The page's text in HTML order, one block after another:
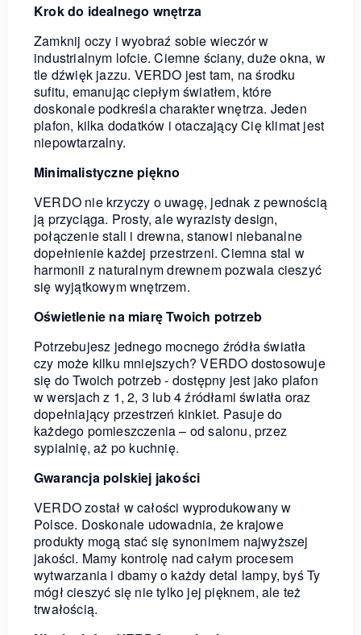
Krok do idealnego wnętrza
Zamknij oczy i wyobraź sobie wieczór w
industrialnym lofcie. Ciemne ściany, duże okna, w
tle dźwięk jazzu. VERDO jest tam, na środku
sufitu, emanując ciepłym światłem, które
doskonale podkreśla charakter wnętrza. Jeden
plafon, kilka dodatków i otaczający Cię klimat jest
niepowtarzalny.
Minimalistyczne piękno
VERDO nie krzyczy o uwagę, jednak z pewnością
ją przyciąga. Prosty, ale wyrazisty design,
połączenie stali i drewna, stanowi niebanalne
dopełnienie każdej przestrzeni. Ciemna stal w
harmonii z naturalnym drewnem pozwala cieszyć
się wyjątkowym wnętrzem.
Oświetlenie na miarę Twoich potrzeb
Potrzebujesz jednego mocnego źródła światła
czy może kilku mniejszych? VERDO dostosowuje
się do Twoich potrzeb - dostępny jest jako plafon
w wersjach z 1, 2, 3 lub 4 źródłami światła oraz
dopełniający przestrzeń kinkiet. Pasuje do
każdego pomieszczenia – od salonu, przez
sypialnię, aż po kuchnię.
Gwarancja polskiej jakości
VERDO został w całości wyprodukowany w
Polsce. Doskonale udowadnia, że krajowe
produkty mogą stać się synonimem najwyższej
jakości. Mamy kontrolę nad całym procesem
wytwarzania i dbamy o każdy detal lampy, byś Ty
mógł cieszyć się nie tylko jej pięknem, ale też
trwałością.